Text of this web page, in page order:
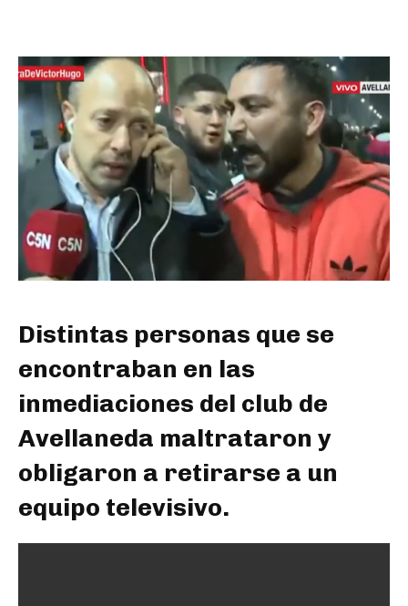
Distintas personas que se
encontraban en las
inmediaciones del club de
Avellaneda maltrataron y
obligaron a retirarse a un
equipo televisivo.